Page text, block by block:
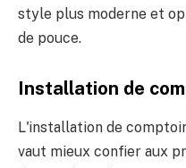
style plus moderne et
de pouce.
Installation de
L'installation de
vaut mieux confier aux